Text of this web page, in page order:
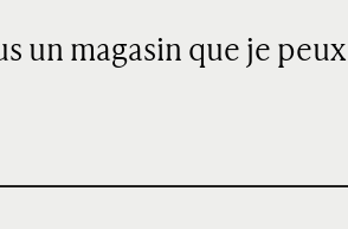
un magasin que je peux